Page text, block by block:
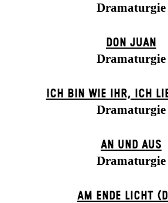
Dramaturgie
DON JUAN
Dramaturgie
ICH BIN WIE IHR, ICH
Dramaturgie
AN UND AUS
Dramaturgie
AM ENDE LICHT